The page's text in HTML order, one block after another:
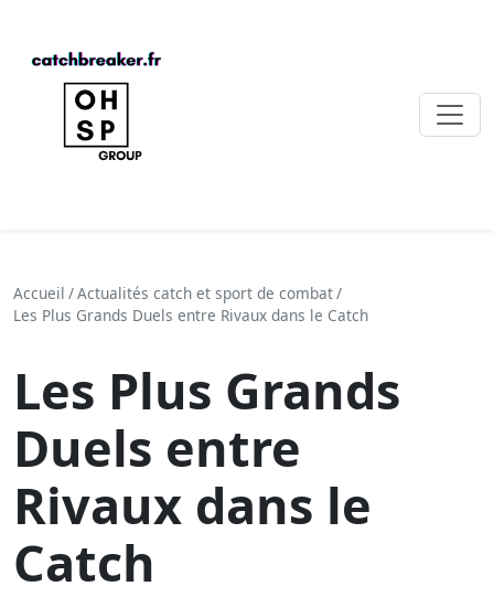
Accueil /Actualités catch et sport de combat/
Les Plus Grands Duels entre Rivaux dans le Catch
Les Plus Grands
Duels entre
Rivaux dans le
Catch